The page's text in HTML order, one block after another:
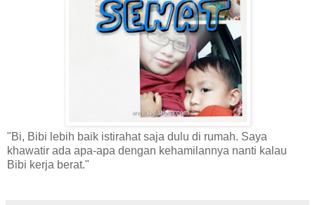
"Bi, Bibi lebih baik istirahat saja dulu di rumah. Saya
khawatir ada apa-apa dengan kehamilannya nanti kalau
Bibi kerja berat."